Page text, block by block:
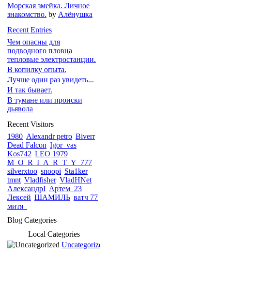
Морская змейка. Личное
знакомство. by Алёнушка
Recent Entries
Чем опасны для
подводного пловца
тепловые электростанции.
В копилку опыта.
Лучше один раз увидеть...
И так бывает.
В тумане или происки
дьявола
Recent Visitors
1980 Alexandr petro Biverr
Dead Falcon Igor_vas
Kos742 LEO 1979
M_O_R_I_A_R_T_Y_777
silverxtoo snoopi Sta1ker
tmnt Vladfisher VladHNet
АлександрI Артем_23
Лексей ШАМИЛЬ ватч 77
митя_
Blog Categories
Local Categories
Uncategorized